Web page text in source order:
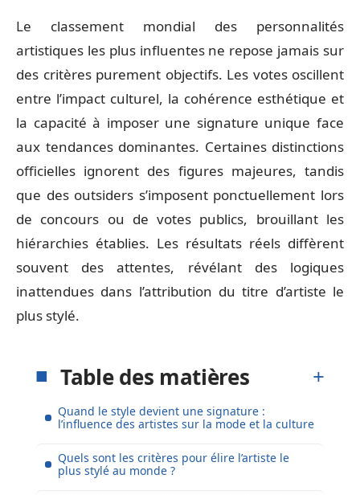
Le classement mondial des personnalités
artistiques les plus influentes ne repose jamais sur
des critères purement objectifs. Les votes oscillent
entre l’impact culturel, la cohérence esthétique et
la capacité à imposer une signature unique face
aux tendances dominantes. Certaines distinctions
officielles ignorent des figures majeures, tandis
que des outsiders s’imposent ponctuellement lors
de concours ou de votes publics, brouillant les
hiérarchies établies. Les résultats réels diffèrent
souvent des attentes, révélant des logiques
inattendues dans l’attribution du titre d’artiste le
plus stylé.
Table des matières
Quand le style devient une signature :
l’influence des artistes sur la mode et la culture
Quels sont les critères pour élire l’artiste le
plus stylé au monde ?